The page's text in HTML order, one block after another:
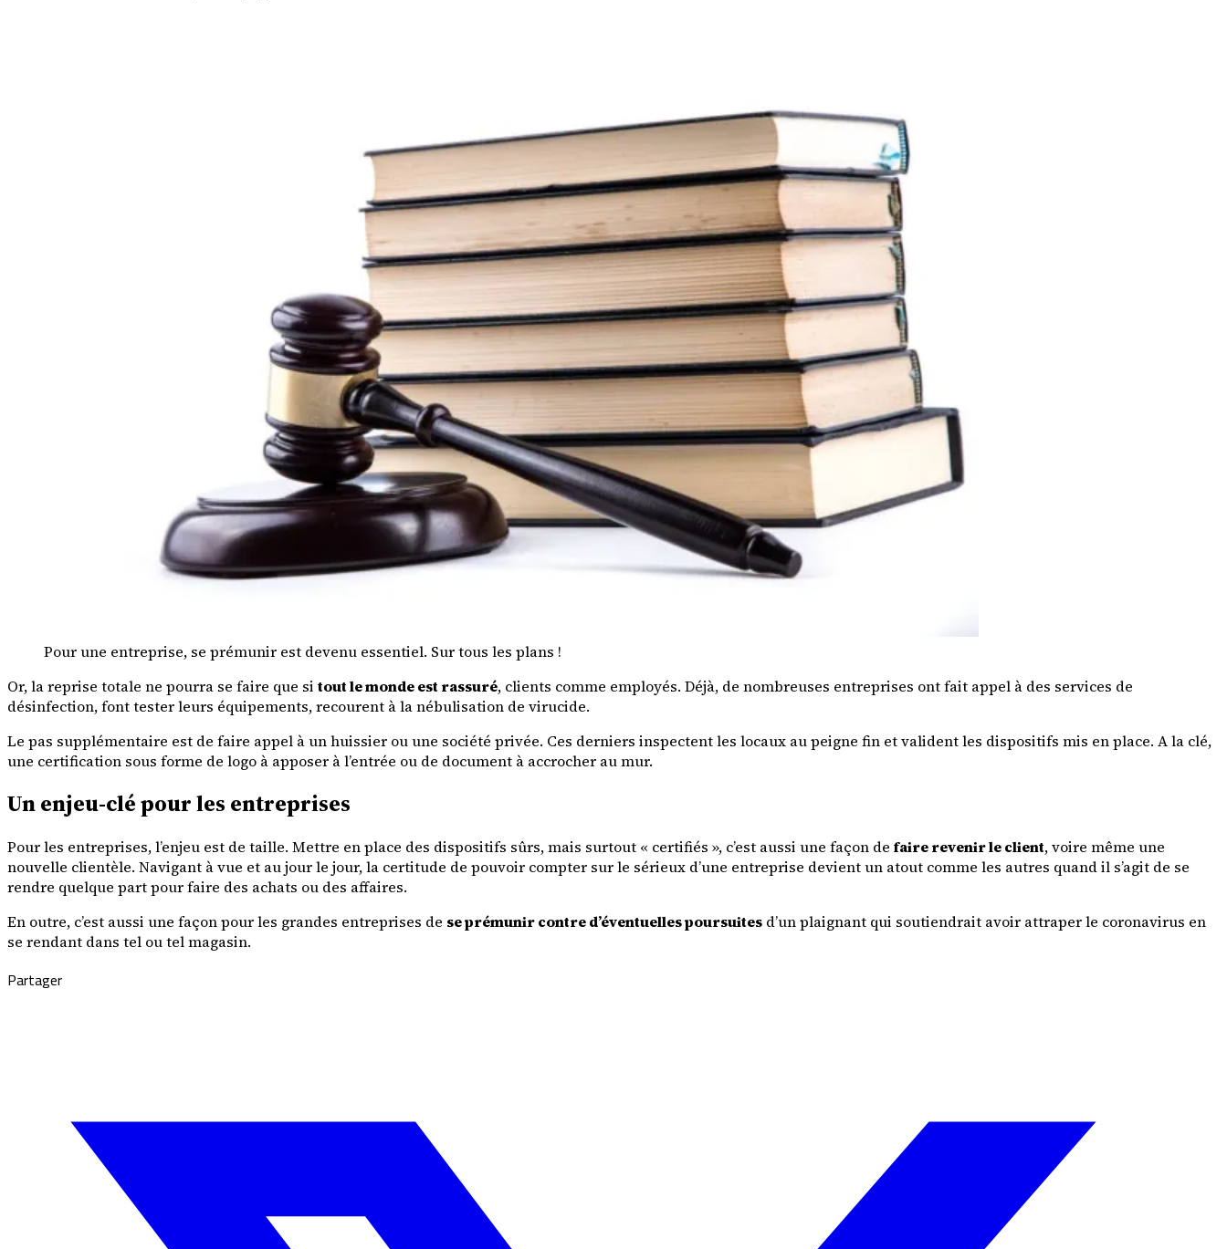
Pour une entreprise, se prémunir est devenu essentiel. Sur tous les plans !
Or, la reprise totale ne pourra se faire que si tout le monde est rassuré, clients comme employés. Déjà, de nombreuses entreprises ont fait appel à des services de
désinfection, font tester leurs équipements, recourent à la nébulisation de virucide.
Le pas supplémentaire est de faire appel à un huissier ou une société privée. Ces derniers inspectent les locaux au peigne fin et valident les dispositifs mis en place. A la clé,
une certification sous forme de logo à apposer à l’entrée ou de document à accrocher au mur.
Un enjeu-clé pour les entreprises
Pour les entreprises, l’enjeu est de taille. Mettre en place des dispositifs sûrs, mais surtout « certifiés », c’est aussi une façon de faire revenir le client, voire même une
nouvelle clientèle. Navigant à vue et au jour le jour, la certitude de pouvoir compter sur le sérieux d’une entreprise devient un atout comme les autres quand il s’agit de se
rendre quelque part pour faire des achats ou des affaires.
En outre, c’est aussi une façon pour les grandes entreprises de se prémunir contre d’éventuelles poursuites d’un plaignant qui soutiendrait avoir attraper le coronavirus en
se rendant dans tel ou tel magasin.
Partager